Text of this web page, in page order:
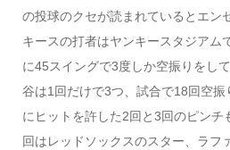
の投球のクセが読まれているとエン
キースの打者はヤンキースタジアム
に45スイングで3度しか空振りをし
谷は1回だけで3つ、試合で18回空
にヒットを許した2回と3回のピンチ
回はレッドソックスのスター、ラフ